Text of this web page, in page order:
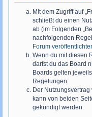
Mit dem Zugriff auf
schließt du einen
ab (im Folgenden
nachfolgenden
Forum
Wenn du mit diesen
darfst du das Board
Boards gelten
Regelungen.
Der
kann von beiden
gekündigt werden.